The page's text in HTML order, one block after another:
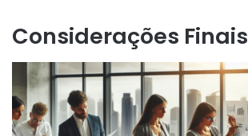
Considerações Finais